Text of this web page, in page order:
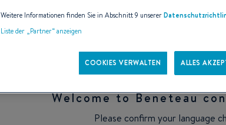
Welcome to Beneteau
Please confirm your language
Weitere Informationen finden Sie in Abschnitt 9 unserer
Liste der „Partner“ anzeigen
COOKIES VERWALTEN ALLES